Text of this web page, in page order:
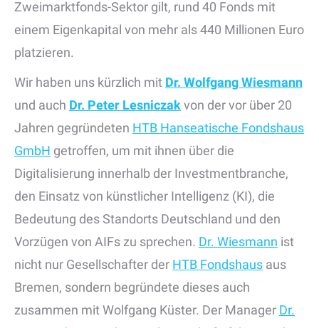
Zweimarktfonds-Sektor gilt, rund 40 Fonds mit
einem Eigenkapital von mehr als 440 Millionen Euro
platzieren.
Wir haben uns kürzlich mit Dr. Wolfgang Wiesmann
und auch Dr. Peter Lesniczakvon der vor über 20
Jahren gegründeten HTB Hanseatische Fondshaus
GmbH getroffen, um mit ihnen über die
Digitalisierung innerhalb der Investmentbranche,
den Einsatz von künstlicher Intelligenz (KI), die
Bedeutung des Standorts Deutschland und den
Vorzügen von AIFs zu sprechen. Dr. Wiesmann ist
nicht nur Gesellschafter der HTB Fondshaus aus
Bremen, sondern begründete dieses auch
zusammen mit Wolfgang Küster. Der Manager Dr.